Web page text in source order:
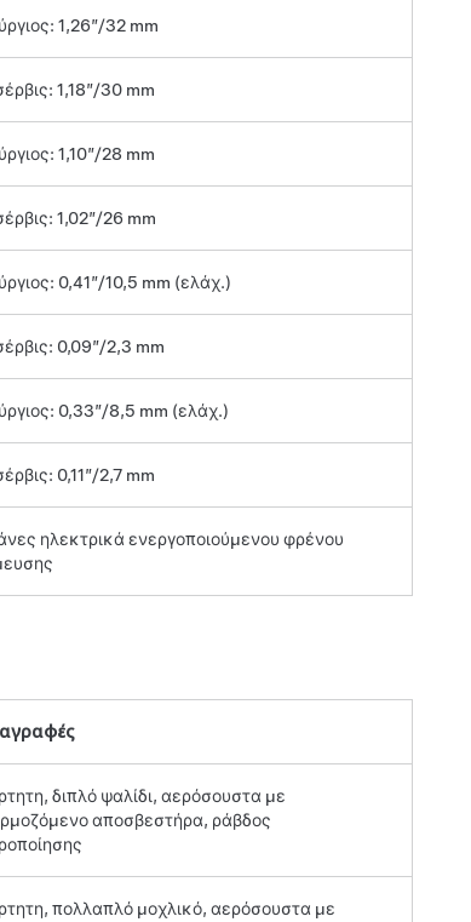
1,26”/32 mm
1,18”/30 mm
1,10”/28 mm
1,02”/26 mm
0,41”/10,5 mm (ελάχ.)
0,09”/2,3 mm
0,33”/8,5 mm (ελάχ.)
0,11”/2,7 mm
ηλεκτρικά ενεργοποιούμενου φρένου
διπλό ψαλίδι, αερόσουστα με
αποσβεστήρα, ράβδος
πολλαπλό μοχλικό, αερόσουστα με